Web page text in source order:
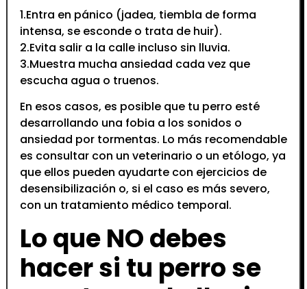
1.Entra en pánico (jadea, tiembla de forma
intensa, se esconde o trata de huir).
2.Evita salir a la calle incluso sin lluvia.
3.Muestra mucha ansiedad cada vez que
escucha agua o truenos.
En esos casos, es posible que tu perro esté
desarrollando una fobia a los sonidos o
ansiedad por tormentas. Lo más recomendable
es consultar con un veterinario o un etólogo, ya
que ellos pueden ayudarte con ejercicios de
desensibilización o, si el caso es más severo,
con un tratamiento médico temporal.
Lo que NO debes
hacer si tu perro se